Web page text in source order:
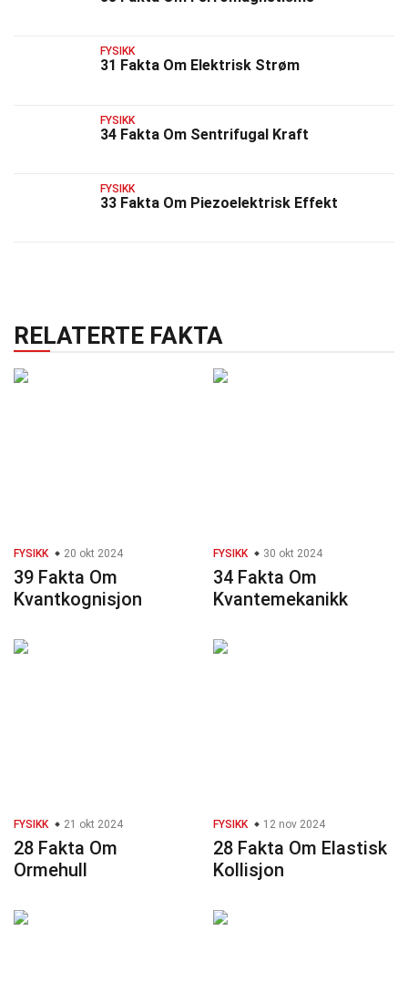
FYSIKK
31 Fakta Om Elektrisk Strøm
FYSIKK
34 Fakta Om Sentrifugal Kraft
FYSIKK
33 Fakta Om Piezoelektrisk Effekt
RELATERTE FAKTA
FYSIKK 20 okt 2024
39 Fakta Om
Kvantkognisjon
FYSIKK 30 okt 2024
34 Fakta Om
Kvantemekanikk
FYSIKK 21 okt 2024
28 Fakta Om
Ormehull
FYSIKK 12 nov 2024
28 Fakta Om Elastisk
Kollisjon